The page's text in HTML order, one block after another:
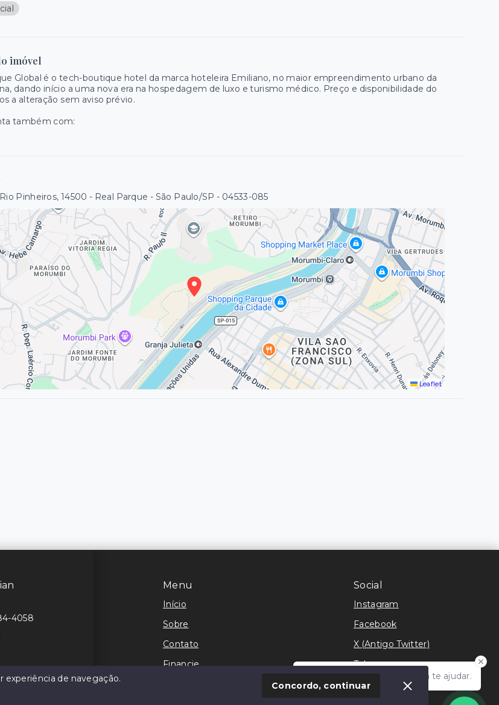
imóvel
Global é o tech-boutique hotel da marca hoteleira Emiliano, no maior empreendimento urbano da
dando início a uma nova era na hospedagem de luxo e turismo médico. Preço e disponibilidade do
a alteração sem aviso prévio.
também com:
Pinheiros, 14500 - Real Parque - São Paulo/SP - 04533-085
Leaflet
Olá! Estamos disponíveis para te ajudar.
Menu
Início
Sobre
Contato
Financie
Social
Instagram
Facebook
X (Antigo Twitter)
Telegram
4058
experiência de navegação.
Concordo, continuar